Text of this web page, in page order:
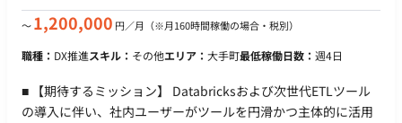
〜1,200,000 円／月 （※月160時間稼働の場合・税別）
職種： DX推進スキル： その他エリア： 大手町最低稼働日数： 週4日
■ 【期待するミッション】 Databricksおよび次世代ETLツール
の導入に伴い、社内ユーザーがツールを円滑かつ主体的に活用